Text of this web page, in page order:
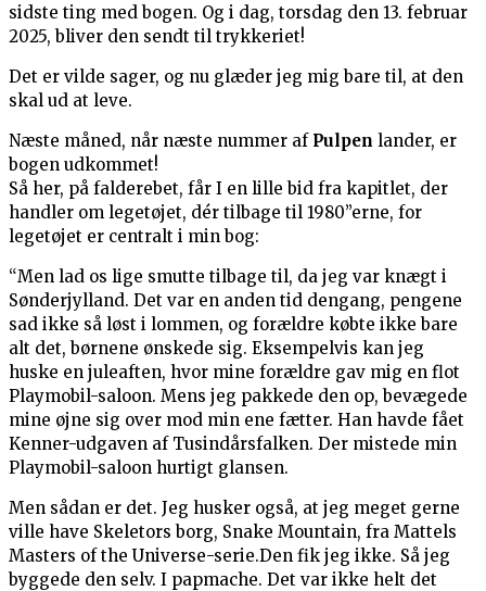
sidste ting med bogen. Og i dag, torsdag den 13. februar
2025, bliver den sendt til trykkeriet!
Det er vilde sager, og nu glæder jeg mig bare til, at den
skal ud at leve.
Næste måned, når næste nummer af Pulpen lander, er
bogen udkommet!
Så her, på falderebet, får I en lille bid fra kapitlet, der
handler om legetøjet, dér tilbage til 1980’’erne, for
legetøjet er centralt i min bog:
“Men lad os lige smutte tilbage til, da jeg var knægt i
Sønderjylland. Det var en anden tid dengang, pengene
sad ikke så løst i lommen, og forældre købte ikke bare
alt det, børnene ønskede sig. Eksempelvis kan jeg
huske en juleaften, hvor mine forældre gav mig en flot
Playmobil-saloon. Mens jeg pakkede den op, bevægede
mine øjne sig over mod min ene fætter. Han havde fået
Kenner-udgaven af Tusindårsfalken. Der mistede min
Playmobil-saloon hurtigt glansen.
Men sådan er det. Jeg husker også, at jeg meget gerne
ville have Skeletors borg, Snake Mountain, fra Mattels
Masters of the Universe-serie.Den fik jeg ikke. Så jeg
byggede den selv. I papmache. Det var ikke helt det